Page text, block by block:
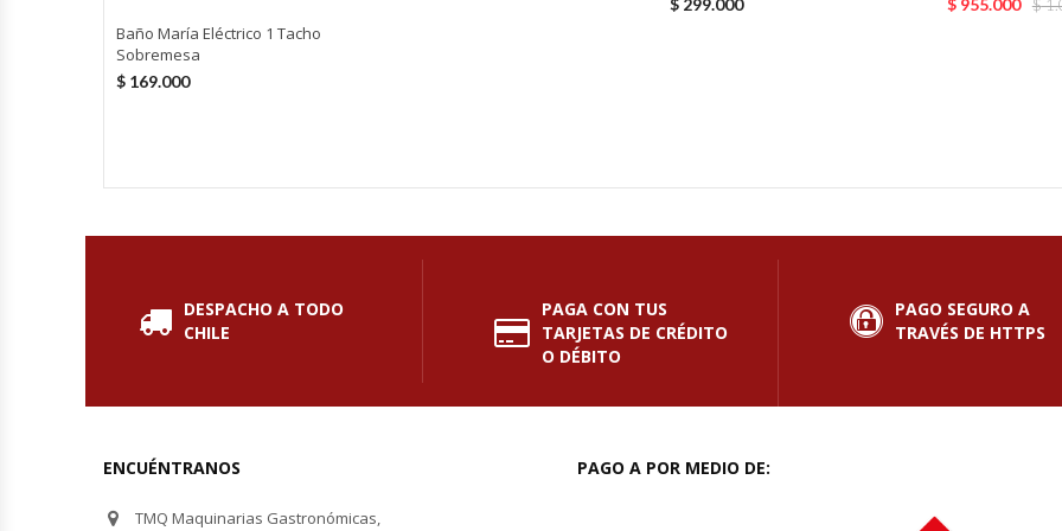
Formadora De Pizza
Hervidores / Percoladores
Baño María Eléctrico 1 Tacho
Sobremesa
$ 169.000
$ 299.000 $
$955.000
DESPACHO A TODO
CHILE
PAGA CON TUS
TARJETAS DE CRÉDITO
O DÉBITO
PAGO SEGURO A
TRAVÉS DE HTTPS
ENCUÉNTRANOS
TMQ Maquinarias Gastronómicas,
PAGO A POR MEDIO DE: